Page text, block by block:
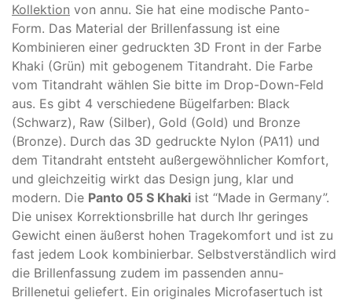
Kollektion von annu. Sie hat eine modische Panto-
Form. Das Material der Brillenfassung ist eine
Kombinieren einer gedruckten 3D Front in der Farbe
Khaki (Grün) mit gebogenem Titandraht. Die Farbe
vom Titandraht wählen Sie bitte im Drop-Down-Feld
aus. Es gibt 4 verschiedene Bügelfarben: Black
(Schwarz), Raw (Silber), Gold (Gold) und Bronze
(Bronze). Durch das 3D gedruckte Nylon (PA11) und
dem Titandraht entsteht außergewöhnlicher Komfort,
und gleichzeitig wirkt das Design jung, klar und
modern. Die Panto 05 S Khaki ist “Made in Germany”.
Die unisex Korrektionsbrille hat durch Ihr geringes
Gewicht einen äußerst hohen Tragekomfort und ist zu
fast jedem Look kombinierbar. Selbstverständlich wird
die Brillenfassung zudem im passenden annu-
Brillenetui geliefert. Ein originales Microfasertuch ist